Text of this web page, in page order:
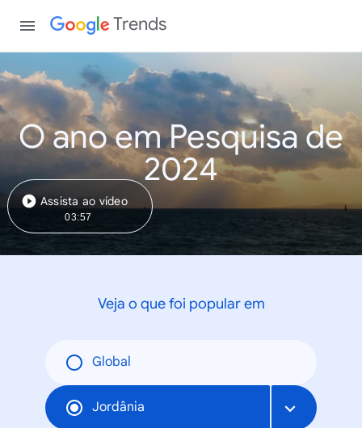
Trends
O ano em Pesquisa de
2024
Assista ao vídeo
03:57
Veja o que foi popular em
Global
Jordânia